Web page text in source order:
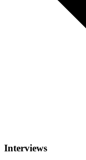
Interviews